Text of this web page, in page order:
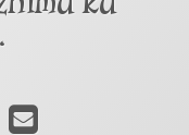
E-mail